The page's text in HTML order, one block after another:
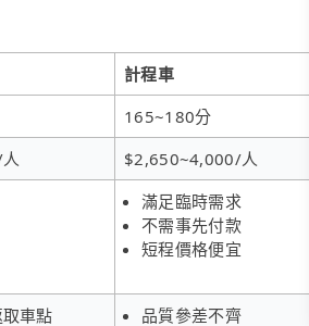
計程車
165~180分
$2,650~4,000/人
滿足臨時需求
不需事先付款
短程價格便宜
車點
品質參差不齊